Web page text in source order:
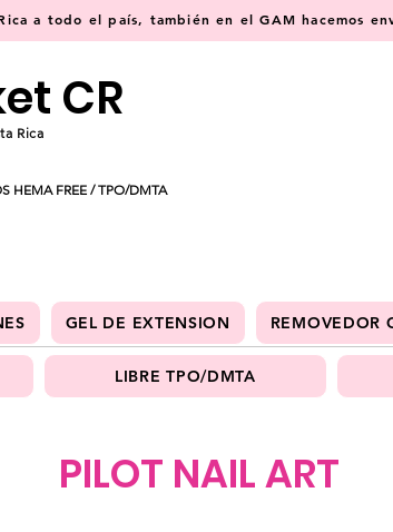
a todo el país, también en el GAM hacemos
CR
Rica
HEMA FREE / TPO/DMTA
GEL DE EXTENSION REMOVEDOR
LIBRE TPO/DMTA
PILOT NAIL ART